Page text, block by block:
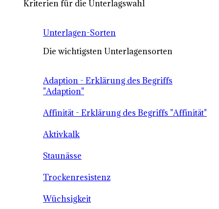
Kriterien für die Unterlagswahl
Unterlagen-Sorten
Die wichtigsten Unterlagensorten
Adaption - Erklärung des Begriffs
"Adaption"
Affinität - Erklärung des Begriffs "Affinität"
Aktivkalk
Staunässe
Trockenresistenz
Wüchsigkeit